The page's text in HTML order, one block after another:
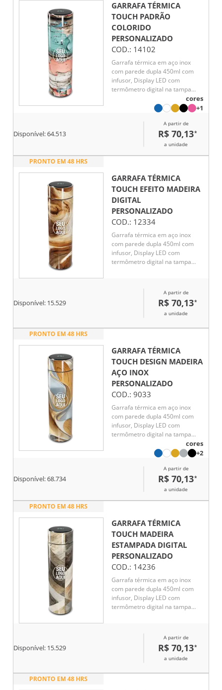
GARRAFA TÉRMICA
TOUCH PADRÃO
COLORIDO
PERSONALIZADO
COD.: 14102
Garrafa térmica em aço inox
com parede dupla 450ml com
infusor, Display LED com
termômetro digital na tampa
para indicar a temperatura do
líquido, Conserva líquido quente
cores
+1
Disponível:64.513
A partir de
R$ 70,13*
a unidade
PRONTO EM 48 HRS
GARRAFA TÉRMICA
TOUCH EFEITO MADEIRA
DIGITAL
PERSONALIZADO
COD.: 12334
Garrafa térmica em aço inox
com parede dupla 450ml com
infusor, Display LED com
termômetro digital na tampa
Disponível: 15.529
A partir de
R$ 70,13*
a unidade
PRONTO EM 48 HRS
GARRAFA TÉRMICA
TOUCH DESIGN MADEIRA
AÇO INOX
PERSONALIZADO
COD.: 9033
Garrafa térmica em aço inox
com parede dupla 450ml com
infusor, Display LED com
termômetro digital na tampa
para indicar a temperatura do
líquido, Conserva líquido quente
cores
+2
Disponível:68.734
A partir de
R$ 70,13*
a unidade
PRONTO EM 48 HRS
GARRAFA TÉRMICA
TOUCH MADEIRA
ESTAMPADA DIGITAL
PERSONALIZADO
COD.: 14236
Garrafa térmica em aço inox
com parede dupla 450ml com
infusor, Display LED com
termômetro digital na tampa
Disponível: 15.529
A partir de
R$ 70,13*
a unidade
PRONTO EM 48 HRS